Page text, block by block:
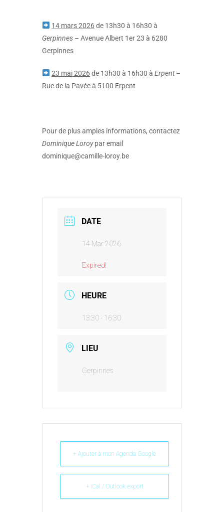
14 mars 2026de 13h30 à 16h30 à
Gerpinnes – Avenue Albert 1er 23 à 6280
Gerpinnes
23 mai 2026de 13h30 à 16h30 à Erpent–
Rue de la Pavée à 5100 Erpent
Pour de plus amples informations, contactez
Dominique Loroypar email
dominique@camille-loroy.be
DATE
14 Mar 2026
Expired!
HEURE
13:30 - 16:30
LIEU
Gerpinnes
+ Ajouter à mon Agenda Google
+ iCal / Outlook export